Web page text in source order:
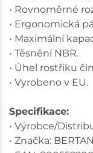
• Rovnoměrné
• Ergonomická
• Maximální
• Těsnění NBR.
• Úhel rostřiku
• Vyrobeno v EU.
Specifikace:
• Výrobce/
• Značka: